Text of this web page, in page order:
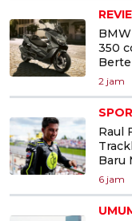
350
2 jam
Raul
Baru
6 jam